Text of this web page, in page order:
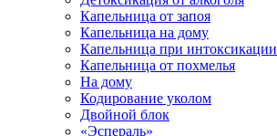
Капельница от запоя
Капельница на дому
Капельница при интоксикации
Капельница от похмелья
На дому
Кодирование уколом
Двойной блок
«Эспераль»